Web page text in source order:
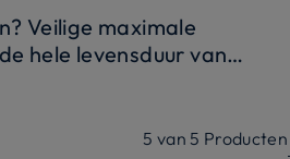
Veilige maximale
hele levensduur van
uw behoeften,
5 van 5 Producten